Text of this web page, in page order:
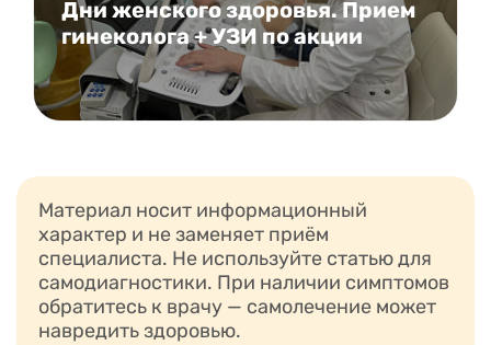
Дни женского здоровья. Прием
гинеколога + УЗИ по акции
Материал носит информационный
характер и не заменяет приём
специалиста. Не используйте статью для
самодиагностики. При наличии симптомов
обратитесь к врачу — самолечение может
навредить здоровью.